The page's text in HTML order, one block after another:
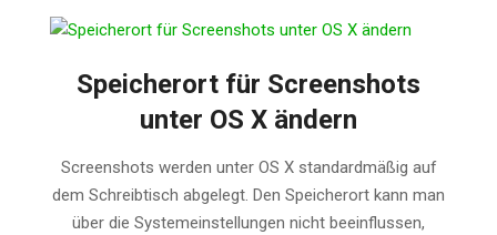
Speicherort für Screenshots
unter OS X ändern
01-
13
Screenshots werden unter OS X standardmäßig auf
dem Schreibtisch abgelegt. Den Speicherort kann man
über die Systemeinstellungen nicht beeinflussen,